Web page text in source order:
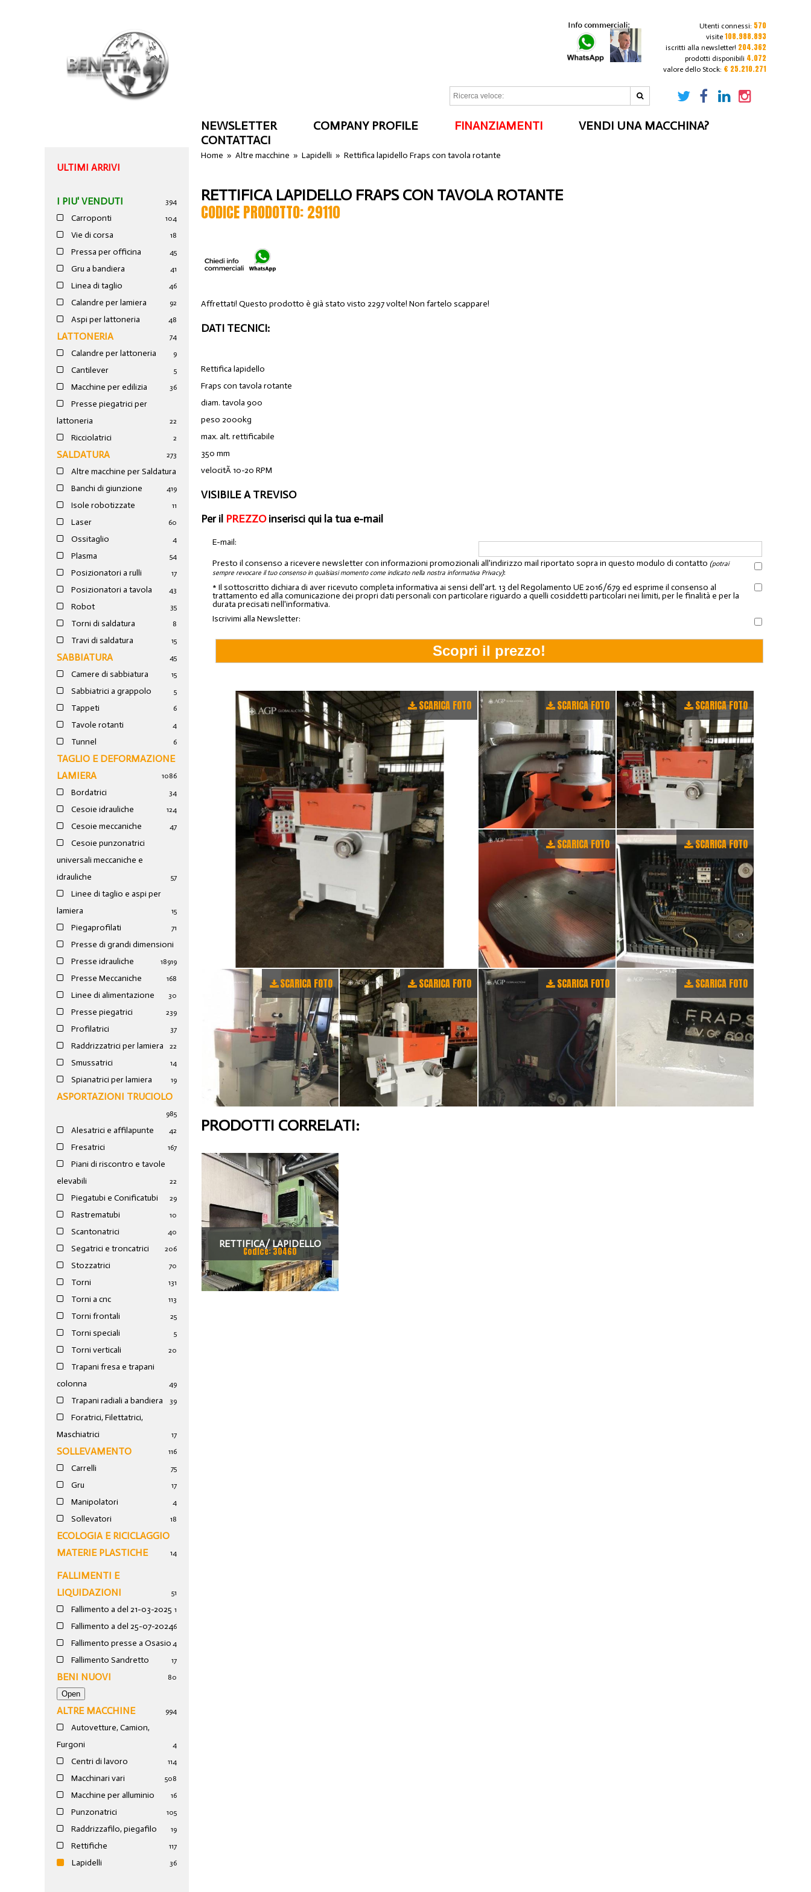
Utenti connessi: 570
visite 108.988.893
iscritti alla newsletter! 204.362
prodotti disponibili 4.072
valore dello Stock: € 25.210.271
NEWSLETTER COMPANY PROFILE FINANZIAMENTI
VENDI UNA MACCHINA?
CONTATTACI
ULTIMI ARRIVI
I PIU' VENDUTI 394
Carroponti 104
Vie di corsa 18
Pressa per officina 45
Gru a bandiera 41
Linea di taglio 46
Calandre per lamiera 92
Aspi per lattoneria 48
LATTONERIA 74
Calandre per lattoneria 9
Cantilever 5
Macchine per edilizia 36
Presse piegatrici per
lattoneria
22
Ricciolatrici 2
SALDATURA 273
Altre macchine per Saldatura
19
Banchi di giunzione 4
Isole robotizzate 11
Laser 60
Ossitaglio 4
Plasma 54
Posizionatori a rulli 17
Posizionatori a tavola 43
Robot 35
Torni di saldatura 8
Travi di saldatura 15
SABBIATURA 45
Camere di sabbiatura 15
Sabbiatrici a grappolo 5
Tappeti 6
Tavole rotanti 4
Tunnel 6
TAGLIO E DEFORMAZIONE
LAMIERA
1086
Bordatrici 34
Cesoie idrauliche 124
Cesoie meccaniche 47
Cesoie punzonatrici
universali meccaniche e
idrauliche
57
Linee di taglio e aspi per
lamiera
15
Piegaprofilati 71
Presse di grandi dimensioni
19
Presse idrauliche 189
Presse Meccaniche 168
Linee di alimentazione 30
Presse piegatrici 239
Profilatrici 37
Raddrizzatrici per lamiera 22
Smussatrici 14
Spianatrici per lamiera 19
ASPORTAZIONI TRUCIOLO
985
Alesatrici e affilapunte 42
Fresatrici 167
Piani di riscontro e tavole
elevabili
22
Piegatubi e Conificatubi 29
Rastrematubi 10
Scantonatrici 40
Segatrici e troncatrici 206
Stozzatrici 70
Torni 131
Torni a cnc 113
Torni frontali 25
Torni speciali 5
Torni verticali 20
Trapani fresa e trapani
colonna
49
Trapani radiali a bandiera 39
Foratrici, Filettatrici,
Maschiatrici
17
SOLLEVAMENTO 116
Carrelli 75
Gru 17
Manipolatori 4
Sollevatori 18
ECOLOGIA E RICICLAGGIO
MATERIE PLASTICHE
14
FALLIMENTI E
LIQUIDAZIONI
51
Fallimento a del 21-03-2025 1
Fallimento a del 25-07-20246
Fallimento presse a Osasio 4
Fallimento Sandretto 17
BENI NUOVI 80
ALTRE MACCHINE 994
Autovetture, Camion,
Furgoni
4
Centri di lavoro 114
Macchinari vari 508
Macchine per alluminio 16
Punzonatrici 105
Raddrizzafilo, piegafilo 19
Rettifiche 117
Lapidelli 36
Home »Altre macchine »Lapidelli »Rettifica lapidello Fraps con tavola rotante
RETTIFICA LAPIDELLO FRAPS CON TAVOLA ROTANTE
CODICE PRODOTTO: 29110
Affrettati! Questo prodotto è già stato visto 2297 volte! Non fartelo scappare!
DATI TECNICI:
Rettifica lapidello
Fraps con tavola rotante
diam. tavola 900
peso 2000kg
max. alt. rettificabile
350 mm
velocitÃ 10-20 RPM
VISIBILE A TREVISO
Per il PREZZOinserisci qui la tua e-mail
E-mail:
Presto il consenso a ricevere newsletter con informazioni promozionali all'indirizzo mail riportato sopra in questo modulo di contatto (potrai
sempre revocare il tuo consenso in qualsiasi momento come indicato nella nostra informativa Privacy):
* Il sottoscritto dichiara di aver ricevuto completa informativa ai sensi dell'art. 13 del Regolamento UE 2016/679 ed esprime il consenso al
trattamento ed alla comunicazione dei propri dati personali con particolare riguardo a quelli cosiddetti particolari nei limiti, per le finalità e per la
durata precisati nell'informativa.
Iscrivimi alla Newsletter:
SCARICA FOTO SCARICA FOTO SCARICA FOTO
SCARICA FOTO SCARICA FOTO
SCARICA FOTO SCARICA FOTO SCARICA FOTO SCARICA FOTO
PRODOTTI CORRELATI:
RETTIFICA/ LAPIDELLO
TAVOLA DIAMETRO 1000MM
CORSA 1200MM DA
Codice: 30460